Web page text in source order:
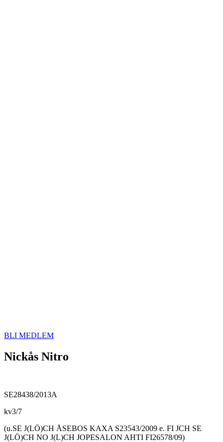
BLI MEDLEM
Nickås Nitro
SE28438/2013A
kv3/7
(u.SE J(LÖ)CH ÅSEBOS KAXA S23543/2009 e. FI JCH SE
J(LÖ)CH NO J(L)CH JOPESALON AHTI FI26578/09)